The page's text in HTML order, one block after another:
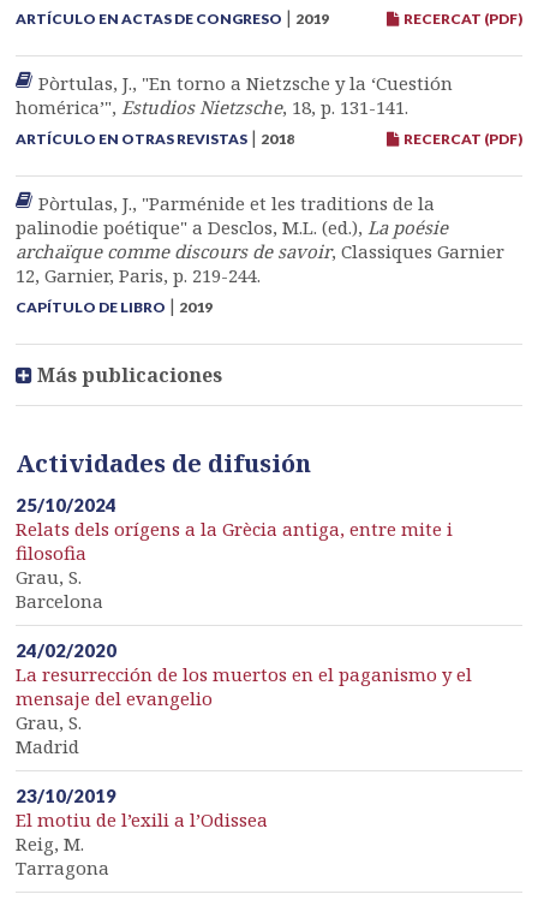
RECERCAT (PDF)
ARTÍCULO EN ACTAS DE CONGRESO | 2019
Pòrtulas, J., "En torno a Nietzsche y la ‘Cuestión
homérica’",Estudios Nietzsche, 18, p. 131-141.
RECERCAT (PDF)
ARTÍCULO EN OTRAS REVISTAS | 2018
Pòrtulas, J., "Parménide et les traditions de la
palinodie poétique" a Desclos, M.L. (ed.),La poésie
archaïque comme discours de savoir, Classiques Garnier
12, Garnier, Paris, p. 219-244.
CAPÍTULO DE LIBRO | 2019
Más publicaciones
Actividades de difusión
25/10/2024
Relats dels orígens a la Grècia antiga, entre mite i
filosofia
Grau, S.
Barcelona
24/02/2020
La resurrección de los muertos en el paganismo y el
mensaje del evangelio
Grau, S.
Madrid
23/10/2019
El motiu de l’exili a l’Odissea
Reig, M.
Tarragona